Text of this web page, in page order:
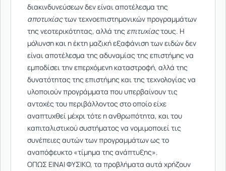
διακινδυνεύσεων δεν είναι αποτέλεσμα της
αποτυχίαςτων τεχνοεπιστημονικών προγραμμάτων
της νεοτερικότητας, αλλά της επιτυχίαςτους. Η
μόλυνση και η έκτη μαζική εξαφάνιση των ειδών δεν
είναι αποτέλεσμα της αδυναμίας της επιστήμης να
εμποδίσει την επερχόμενη καταστροφή, αλλά της
δυνατότητας της επιστήμης και της τεχνολογίας να
υλοποιούν προγράμματα που υπερβαίνουν τις
αντοχές του περιβάλλοντος στο οποίο είχε
αναπτυχθεί μέχρι τότε η ανθρωπότητα, και του
καπιταλιστικού συστήματος να νομιμοποιεί τις
συνέπειες αυτών των προγραμμάτων ως το
αναπόφευκτο «τίμημα της ανάπτυξης».
ΟΠΩΣ ΕΙΝΑΙ ΦΥΣΙΚΟ, τα προβλήματα αυτά χρήζουν